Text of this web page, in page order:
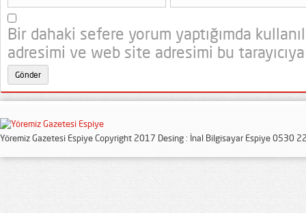
Bir dahaki sefere yorum yaptığımda
adresimi ve web site adresimi bu
Yöremiz Gazetesi Espiye Copyright 2017 Desing : İnal Bilgisayar Espiye 0530